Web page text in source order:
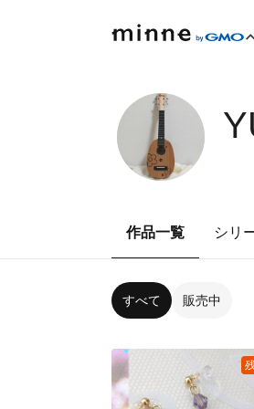
作品一覧 シリ
すべて 販売中